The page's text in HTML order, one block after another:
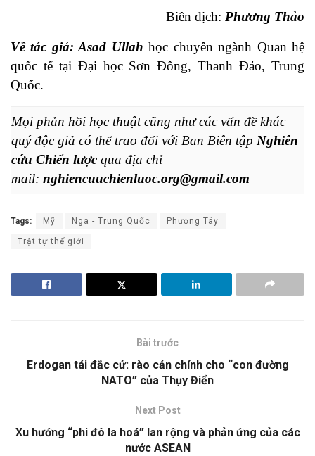
Biên dịch: Phương Thảo
Về tác giả: Asad Ullah học chuyên ngành Quan hệ
quốc tế tại Đại học Sơn Đông, Thanh Đảo, Trung
Quốc.
Mọi phản hồi học thuật cũng như các vấn đề khác
quý độc giả có thể trao đổi với Ban Biên tập Nghiên
cứu Chiến lược qua địa chỉ
mail: nghiencuuchienluoc.org@gmail.com
Tags: Mỹ Nga - Trung Quốc Phương Tây
Trật tự thế giới
Bài trước
Erdogan tái đắc cử: rào cản chính cho “con đường
NATO” của Thụy Điển
Next Post
Xu hướng “phi đô la hoá” lan rộng và phản ứng của các
nước ASEAN